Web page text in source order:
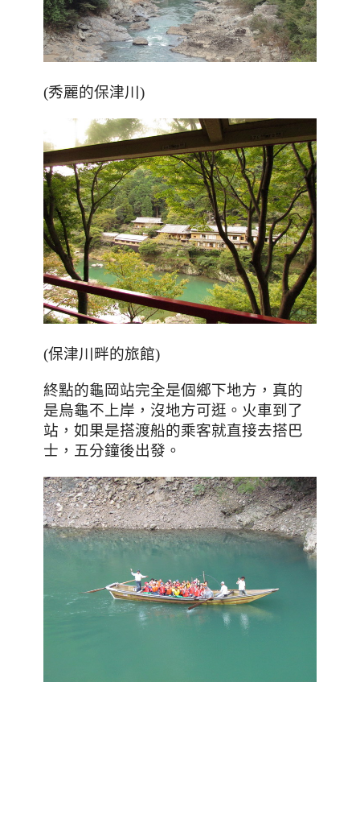
(秀麗的保津川)
(保津川畔的旅館)
終點的龜岡站完全是個鄉下地方，真的
是烏龜不上岸 ， 沒地方可逛。火車到了
站 ，如果是搭渡船的乘客就直接去搭巴
士，五分鐘後出發。